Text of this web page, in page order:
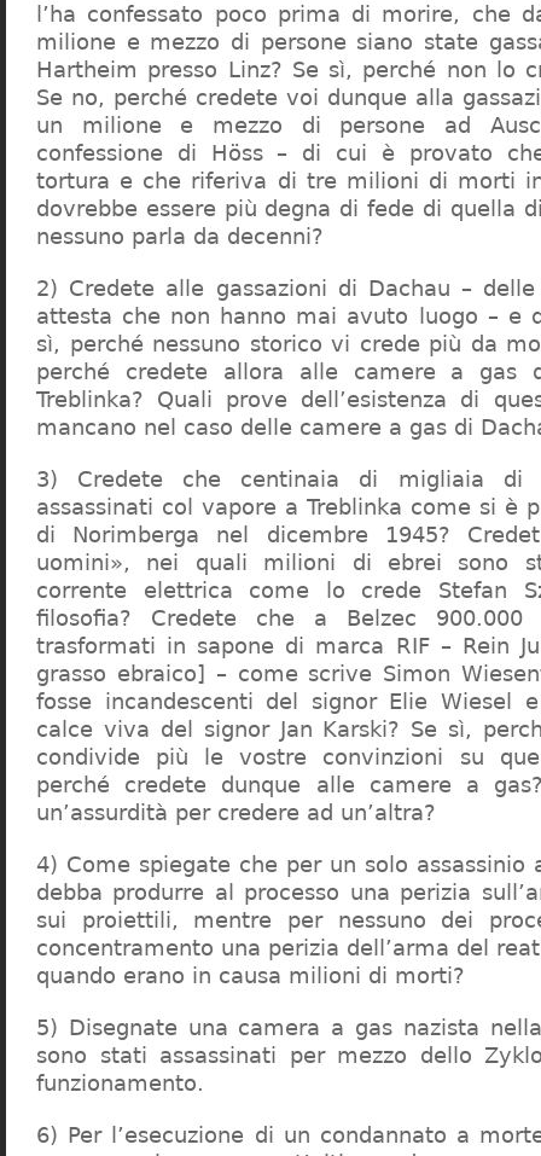
l’ha confessato poco prima di morire, che
milione e mezzo di persone siano state
Hartheim presso Linz? Se sì, perché non lo
Se no, perché credete voi dunque alla
un milione e mezzo di persone ad
confessione di Höss – di cui è provato
tortura e che riferiva di tre milioni di morti
dovrebbe essere più degna di fede di quella
nessuno parla da decenni?
2) Credete alle gassazioni di Dachau –
attesta che non hanno mai avuto luogo – e
sì, perché nessuno storico vi crede più da
perché credete allora alle camere a gas
Treblinka? Quali prove dell’esistenza di
mancano nel caso delle camere a gas di
3) Credete che centinaia di migliaia di
assassinati col vapore a Treblinka come si è
di Norimberga nel dicembre 1945?
uomini», nei quali milioni di ebrei sono
corrente elettrica come lo crede Stefan
filosofia? Credete che a Belzec
trasformati in sapone di marca RIF – Rein
grasso ebraico] – come scrive Simon
fosse incandescenti del signor Elie Wiesel
calce viva del signor Jan Karski? Se sì,
condivide più le vostre convinzioni su
perché credete dunque alle camere a
un’assurdità per credere ad un’altra?
4) Come spiegate che per un solo assassinio
debba produrre al processo una perizia
sui proiettili, mentre per nessuno dei
concentramento una perizia dell’arma del
quando erano in causa milioni di morti?
5) Disegnate una camera a gas nazista
sono stati assassinati per mezzo dello
funzionamento.
6) Per l’esecuzione di un condannato a